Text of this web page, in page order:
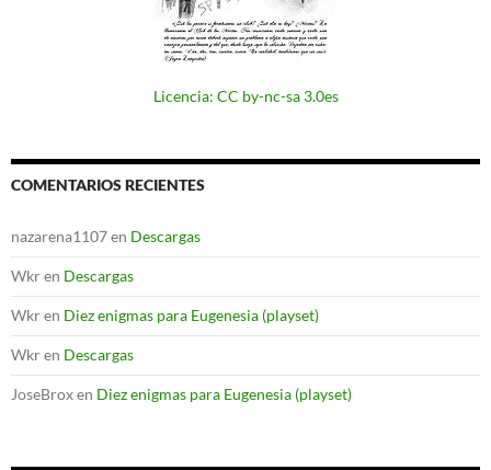
Licencia: CC by-nc-sa 3.0es
COMENTARIOS RECIENTES
nazarena1107en Descargas
Wkren Descargas
Wkren Diez enigmas para Eugenesia (playset)
Wkren Descargas
JoseBroxen Diez enigmas para Eugenesia (playset)